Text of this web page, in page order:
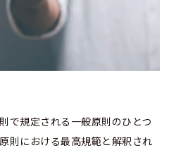
で規定される一般原則のひとつ
則における最高規範と解釈され